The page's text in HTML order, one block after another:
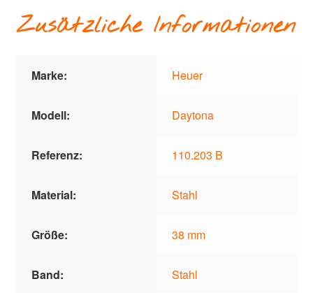
Zusätzliche Informationen
Marke: Heuer
Modell: Daytona
Referenz: 110.203 B
Material: Stahl
Größe: 38 mm
Band: Stahl